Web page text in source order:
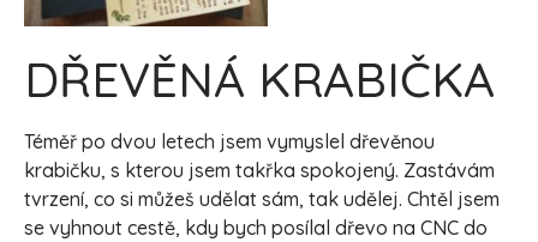
DŘEVĚNÁ KRABIČKA
Téměř po dvou letech jsem vymyslel dřevěnou
krabičku, s kterou jsem takřka spokojený. Zastávám
tvrzení, co si můžeš udělat sám, tak udělej. Chtěl jsem
se vyhnout cestě, kdy bych posílal dřevo na CNC do